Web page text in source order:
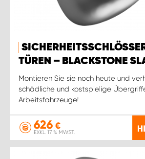
TÜREN – BLACKSTONE
Montieren Sie sie noch heute und
schädliche und kostspielige
Arbeitsfahrzeuge!
626 €
EXKL. 17 % MWST.